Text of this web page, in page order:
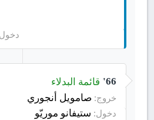
66' قائمة البدلاء
خروج: صامويل أنجوري
دخول: ستيفانو موريّو